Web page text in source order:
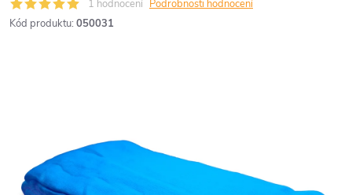
1 hodnocení Podrobnosti hodnocení
Kód produktu: 050031